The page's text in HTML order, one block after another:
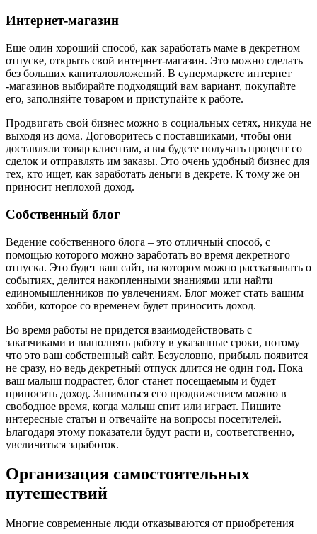
Интернет-магазин
Еще один хороший способ, как заработать маме в декретном
отпуске, открыть свой интернет-магазин. Это можно сделать
без больших капиталовложений. В супермаркете интернет
-магазинов выбирайте подходящий вам вариант, покупайте
его, заполняйте товаром и приступайте к работе.
Продвигать свой бизнес можно в социальных сетях, никуда не
выходя из дома. Договоритесь с поставщиками, чтобы они
доставляли товар клиентам, а вы будете получать процент со
сделок и отправлять им заказы. Это очень удобный бизнес для
тех, кто ищет, как заработать деньги в декрете. К тому же он
приносит неплохой доход.
Собственный блог
Ведение собственного блога – это отличный способ, с
помощью которого можно заработать во время декретного
отпуска. Это будет ваш сайт, на котором можно рассказывать о
событиях, делится накопленными знаниями или найти
единомышленников по увлечениям. Блог может стать вашим
хобби, которое со временем будет приносить доход.
Во время работы не придется взаимодействовать с
заказчиками и выполнять работу в указанные сроки, потому
что это ваш собственный сайт. Безусловно, прибыль появится
не сразу, но ведь декретный отпуск длится не один год. Пока
ваш малыш подрастет, блог станет посещаемым и будет
приносить доход. Заниматься его продвижением можно в
свободное время, когда малыш спит или играет. Пишите
интересные статьи и отвечайте на вопросы посетителей.
Благодаря этому показатели будут расти и, соответственно,
увеличиться заработок.
Организация самостоятельных
путешествий
Многие современные люди отказываются от приобретения